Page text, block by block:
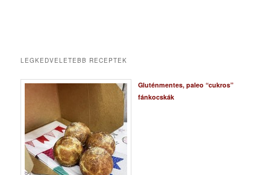
LEGKEDVELETEBB RECEPTEK
Gluténmentes, paleo “cukros”
fánkocskák